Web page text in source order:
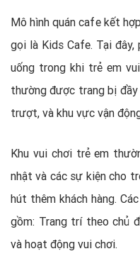
Mô hình quán cafe kết
gọi là Kids Cafe. Tại
uống trong khi trẻ em
thường được trang bị đầy
trượt, và khu vực vận
Khu vui chơi trẻ em
nhật và các sự kiện cho
hút thêm khách hàng.
gồm: Trang trí theo chủ
và hoạt động vui chơi.